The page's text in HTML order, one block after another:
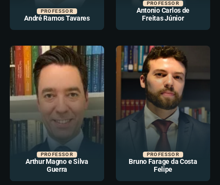
PROFESSOR
André Ramos Tavares
PROFESSOR
Antonio Carlos de
Freitas Júnior
PROFESSOR
Arthur Magno e Silva
Guerra
PROFESSOR
Bruno Farage da Costa
Felipe